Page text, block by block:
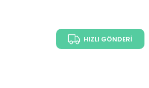
HIZLI GÖNDERİ